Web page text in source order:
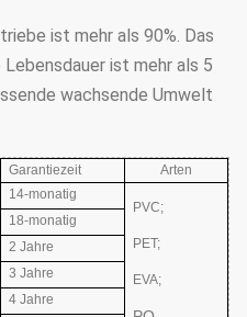
ist mehr als 90%. Das
ist mehr als 5
wachsende Umwelt
Garantiezeit Arten
14-monatig
PVC;
PET;
EVA;
18-monatig
2 Jahre
3 Jahre
4 Jahre